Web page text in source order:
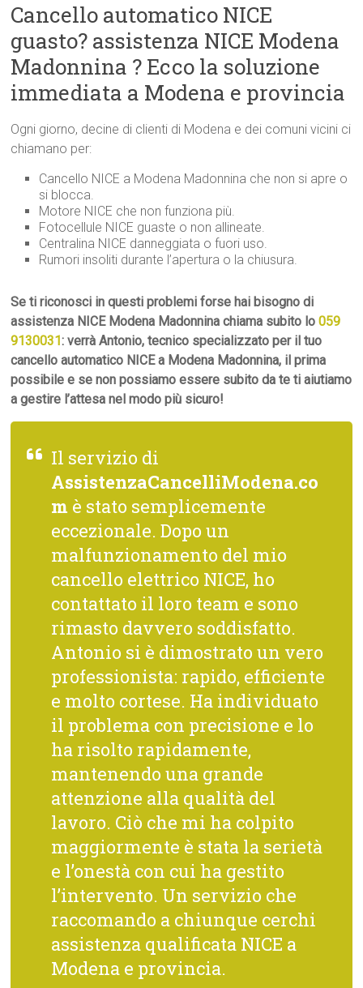
Cancello automatico NICE
guasto? assistenza NICE Modena
Madonnina ? Ecco la soluzione
immediata a Modena e provincia
Ogni giorno, decine di clienti di Modena e dei comuni vicini ci
chiamano per:
Cancello NICE a Modena Madonnina che non si apre o
si blocca.
Motore NICE che non funziona più.
Fotocellule NICE guaste o non allineate.
Centralina NICE danneggiata o fuori uso.
Rumori insoliti durante l’apertura o la chiusura.
Se ti riconosci in questi problemi forse hai bisogno di
assistenza NICE Modena Madonnina chiama subito lo059
9130031: verrà Antonio, tecnico specializzato per il tuo
cancello automatico NICE a Modena Madonnina, il prima
possibile e se non possiamo essere subito da te ti aiutiamo
a gestire l’attesa nel modo più sicuro!
Il servizio di
AssistenzaCancelliModena.co
m è stato semplicemente
eccezionale. Dopo un
malfunzionamento del mio
cancello elettrico NICE, ho
contattato il loro team e sono
rimasto davvero soddisfatto.
Antonio si è dimostrato un vero
professionista: rapido, efficiente
e molto cortese. Ha individuato
il problema con precisione e lo
ha risolto rapidamente,
mantenendo una grande
attenzione alla qualità del
lavoro. Ciò che mi ha colpito
maggiormente è stata la serietà
e l’onestà con cui ha gestito
l’intervento. Un servizio che
raccomando a chiunque cerchi
assistenza qualificata NICE a
Modena e provincia.